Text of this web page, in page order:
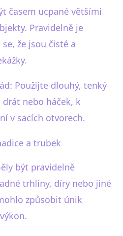
časem ucpané většími
Pravidelně je
že jsou čisté a
Použijte dlouhý, tenký
nebo háček, k
v sacích otvorech.
a trubek
být pravidelně
trhliny, díry nebo jiné
způsobit únik